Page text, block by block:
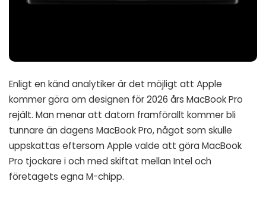
Enligt en känd analytiker är det möjligt att Apple
kommer göra om designen för 2026 års MacBook Pro
rejält. Man menar att datorn framförallt kommer bli
tunnare än dagens MacBook Pro, något som skulle
uppskattas eftersom Apple valde att göra MacBook
Pro tjockare i och med skiftat mellan Intel och
företagets egna M-chipp.